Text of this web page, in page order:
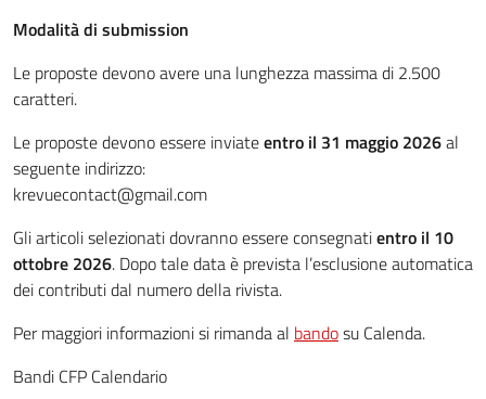
Modalità di submission
Le proposte devono avere una lunghezza massima di 2.500
caratteri.
Le proposte devono essere inviateentro il 31 maggio 2026al
seguente indirizzo:
krevuecontact@gmail.com
Gli articoli selezionati dovranno essere consegnatientro il 10
ottobre 2026. Dopo tale data è prevista l’esclusione automatica
dei contributi dal numero della rivista.
Per maggiori informazioni si rimanda al bandosu Calenda.
Bandi CFP Calendario